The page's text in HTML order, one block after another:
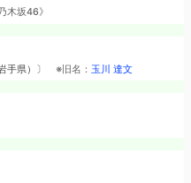
木坂46》
手県）〕 ※旧名： 玉川 達文